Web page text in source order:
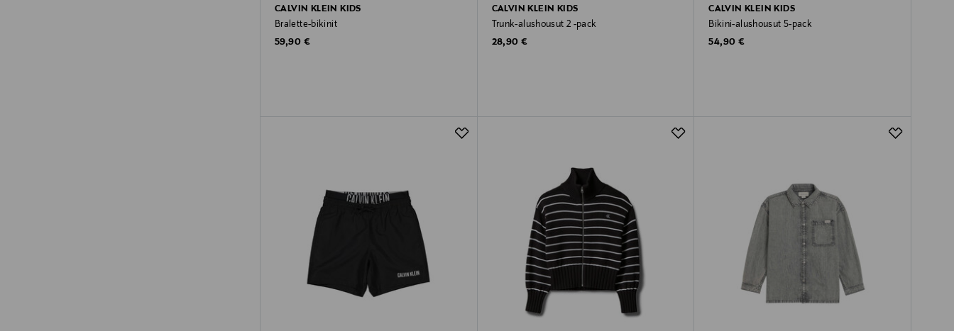
CALVIN KLEIN KIDS
Bralette-bikinit
Original Price
59,90 €
CALVIN KLEIN KIDS
Trunk-alushousut 2 -pack
Original Price
28,90 €
CALVIN KLEIN KIDS
Bikini-alushousut 5-pack
Original Price
54,90 €